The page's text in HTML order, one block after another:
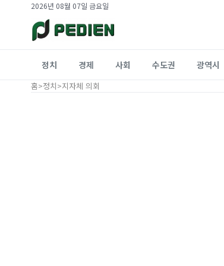
2026년 08월 07일 금요일
정치 경제 사회 수도권 광역시
홈>정치>지자체 의회